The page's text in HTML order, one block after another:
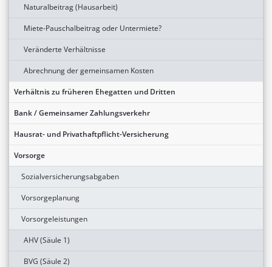
Naturalbeitrag (Hausarbeit)
Miete-Pauschalbeitrag oder Untermiete?
Veränderte Verhältnisse
Abrechnung der gemeinsamen Kosten
Verhältnis zu früheren Ehegatten und Dritten
Bank / Gemeinsamer Zahlungsverkehr
Hausrat- und Privathaftpflicht-Versicherung
Vorsorge
Sozialversicherungsabgaben
Vorsorgeplanung
Vorsorgeleistungen
AHV (Säule 1)
BVG (Säule 2)